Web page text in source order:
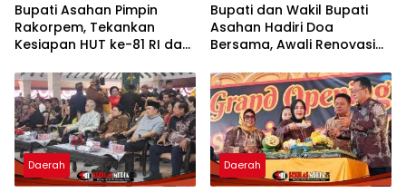
Bupati Asahan Pimpin
Rakorpem, Tekankan
Kesiapan HUT ke-81 RI dan
Prioritas 2027
Bupati dan Wakil Bupati
Asahan Hadiri Doa
Bersama, Awali Renovasi
Daerah Daerah